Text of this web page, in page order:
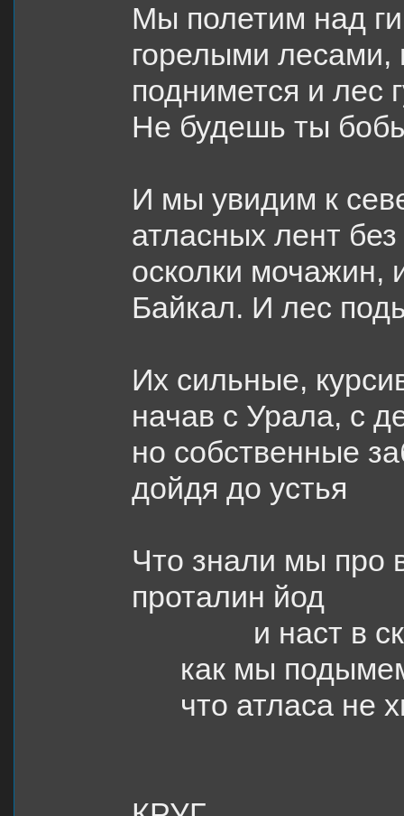
Мы полетим над
горелыми лесами,
поднимется и лес
Не будешь ты
И мы увидим к
атласных лент
осколки мочажин,
Байкал. И лес
Их сильные,
начав с Урала, с
но собственные
дойдя до устья
Что знали мы про
проталин йод
и наст в
как мы
что атласа не